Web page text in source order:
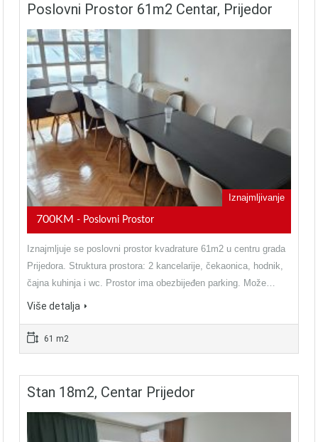
Poslovni Prostor 61m2 Centar, Prijedor
Iznajmljivanje
700KM - Poslovni Prostor
Iznajmljuje se poslovni prostor kvadrature 61m2 u centru grada
Prijedora. Struktura prostora: 2 kancelarije, čekaonica, hodnik,
čajna kuhinja i wc. Prostor ima obezbijeđen parking. Može…
Više detalja
61 m2
Stan 18m2, Centar Prijedor